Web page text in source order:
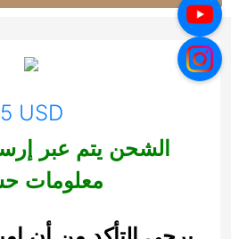
5 USD
معلومات